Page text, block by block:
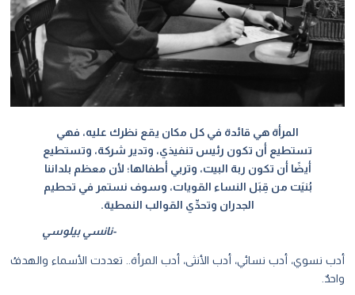
المرأة هي قائدة في كل مكان يقع نظرك عليه، فهي
تستطيع أن تكون رئيس تنفيذي، وتدير شركة، وتستطيع
أيضًا أن تكون ربة البيت، وتربي أطفالها؛ لأن معظم بلداننا
بُنيَت من قِبَل النساء القويات، وسوف نستمر في تحطيم
الجدران وتحدِّي القوالب النمطية.
-نانسي بيلوسي
أدب نسوي، أدب نسائي، أدب الأنثى، أدب المرأة.. تعددت الأسماء والهدفُ
واحدٌ.